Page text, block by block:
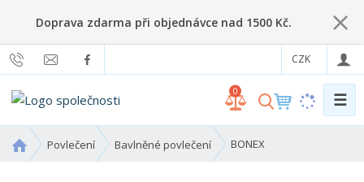
Doprava zdarma při objednávce nad 1500 Kč.
CZK
V
0 ☰
v
Povlečení Bavlněné povlečení BONEX